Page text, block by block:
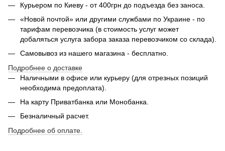
Курьером по Киеву - от 400грн до подъезда без заноса.
«Новой почтой» или другими службами по Украине - по
тарифам перевозчика (в стоимость услуг может
добаляться услуга забора заказа перевозчиком со склада).
Самовывоз из нашего магазина - бесплатно.
Подробнее о доставке
Наличными в офисе или курьеру (для отрезных позиций
необходима предоплата).
На карту Приватбанка или Монобанка.
Безналичный расчет.
Подробнее об оплате.